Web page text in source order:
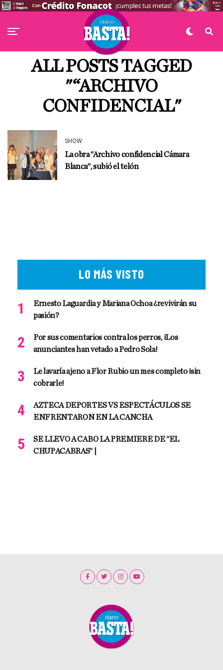
ALL POSTS TAGGED
"“ARCHIVO
CONFIDENCIAL"
SHOW
La obra “Archivo confidencial Cámara
Blanca”, subió el telón
LO MÁS VISTO
Ernesto Laguardia y Mariana Ochoa ¿revivirán su
pasión?
Por sus comentarios contra los perros, ¡Los
anunciantes han vetado a Pedro Sola!
Le lavaría ajeno a Flor Rubio un mes completo ¡sin
cobrarle!
AZTECA DEPORTES VS ESPECTÁCULOS SE
ENFRENTARON EN LA CANCHA
SE LLEVO A CABO LA PREMIERE DE “EL
CHUPACABRAS” |